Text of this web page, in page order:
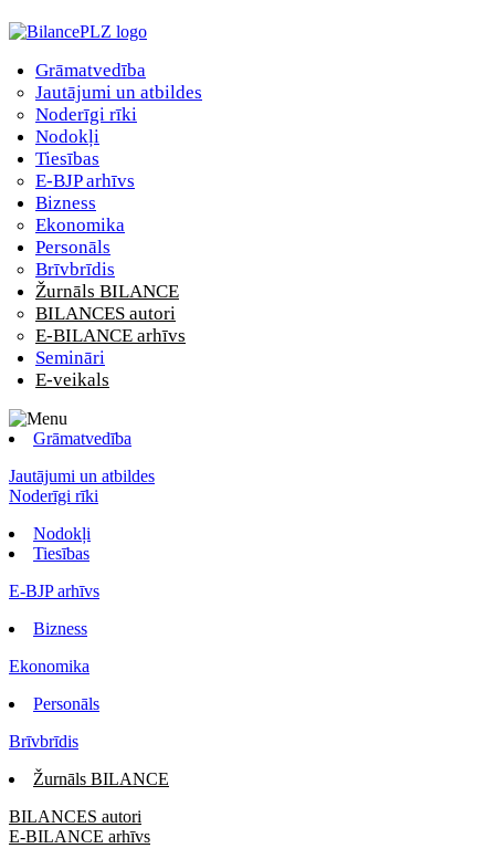
Grāmatvedība
Jautājumi un atbildes
Noderīgi rīki
Nodokļi
Tiesības
E-BJP arhīvs
Bizness
Ekonomika
Personāls
Brīvbrīdis
Žurnāls BILANCE
BILANCES autori
E-BILANCE arhīvs
Semināri
E-veikals
Grāmatvedība
Jautājumi un atbildes
Noderīgi rīki
Nodokļi
Tiesības
E-BJP arhīvs
Bizness
Ekonomika
Personāls
Brīvbrīdis
Žurnāls BILANCE
BILANCES autori
E-BILANCE arhīvs